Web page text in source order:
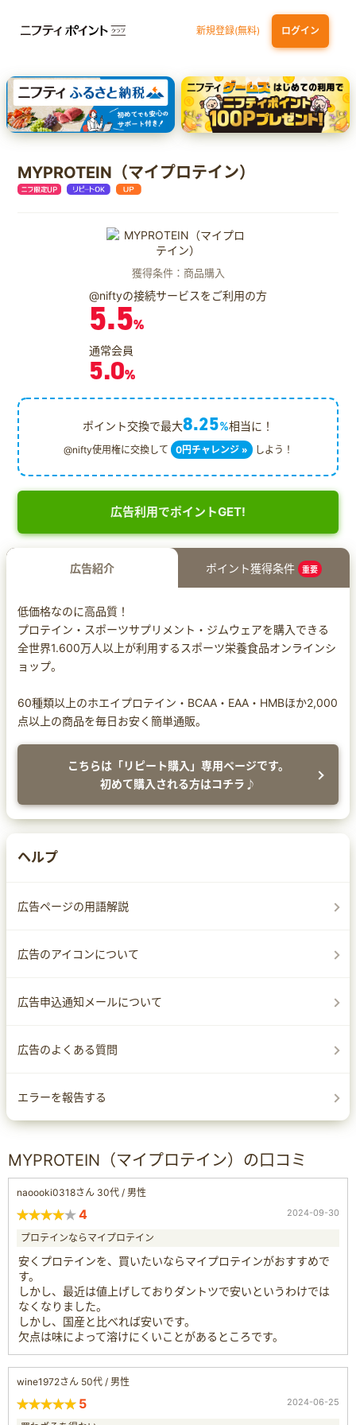
新規登録(無料) ログイン
dカード 九州カードNEXT JCB ORIGINAL SERIES：JCBカード S
三井住友カード ゴールド（NL）（家族カード発行）
【実質初月無料】DMM | Disney+(ディズニープラス) セットプラン
MYPROTEIN（マイプロテイン）
獲得条件：商品購入
@niftyの接続サービスをご利用の方
5.5%
通常会員
5.0%
ポイント交換で最大8.25%相当に！
@nifty使用権に交換して 0円チャレンジ » しよう！
広告利用でポイントGET!
広告紹介 ポイント獲得条件 重要
低価格なのに高品質！
プロテイン・スポーツサプリメント・ジムウェアを購入できる
全世界1.600万人以上が利用するスポーツ栄養食品オンラインシ
ョップ。
60種類以上のホエイプロテイン・BCAA・EAA・HMBほか2,000
点以上の商品を毎日お安く簡単通販。
こちらは「リピート購入」専用ページです。
初めて購入される方はコチラ♪
ヘルプ
広告ページの用語解説
広告のアイコンについて
広告申込通知メールについて
広告のよくある質問
エラーを報告する
MYPROTEIN（マイプロテイン）の口コミ
naoooki0318さん 30代 / 男性
4 2024-09-30
プロテインならマイプロテイン
安くプロテインを、買いたいならマイプロテインがおすすめで
す。
しかし、最近は値上げしておりダントツで安いというわけでは
なくなりました。
しかし、国産と比べれば安いです。
欠点は味によって溶けにくいことがあるところです。
wine1972さん 50代 / 男性
5 2024-06-25